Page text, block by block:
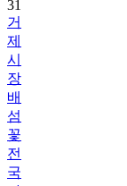
제
시
장
배
섬
꽃
전
국
마
라